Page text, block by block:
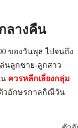
ลางคืน
ของวันพุธ ไปจนถึง
นลูกชาย-ลูกสาว
ควรหลีกเลี่ยงกลุ่ม
วอักษรกาลกิณีวัน